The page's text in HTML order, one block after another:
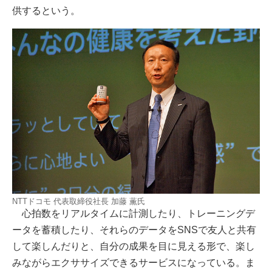
供するという。
NTTドコモ 代表取締役社長 加藤 薫氏
心拍数をリアルタイムに計測したり、トレーニングデ
ータを蓄積したり、それらのデータをSNSで友人と共有
して楽しんだりと、自分の成果を目に見える形で、楽し
みながらエクササイズできるサービスになっている。ま